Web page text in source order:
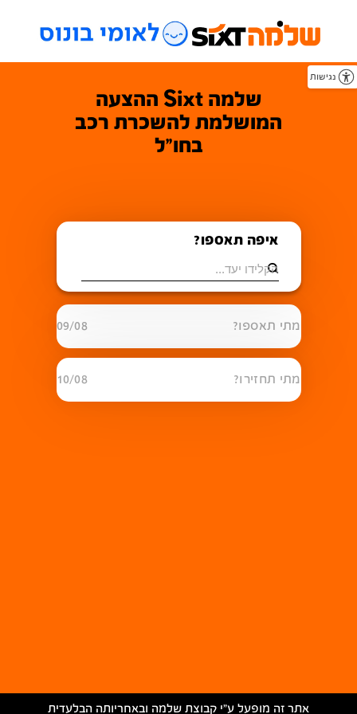
נגישות
שלמה Sixt ההצעה
המושלמת להשכרת רכב
בחו"ל
איפה תאספו?
מתי תאספו? 09/08
מתי תחזירו? 10/08
אתר זה מופעל ע״י קבוצת שלמה ובאחריותה הבלעדית